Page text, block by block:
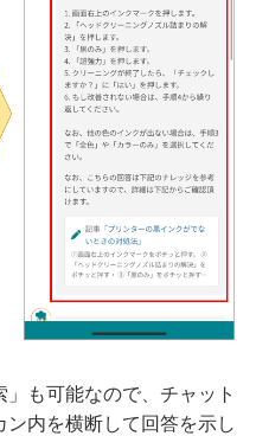
も可能なので、チャット
内を横断して回答を示し